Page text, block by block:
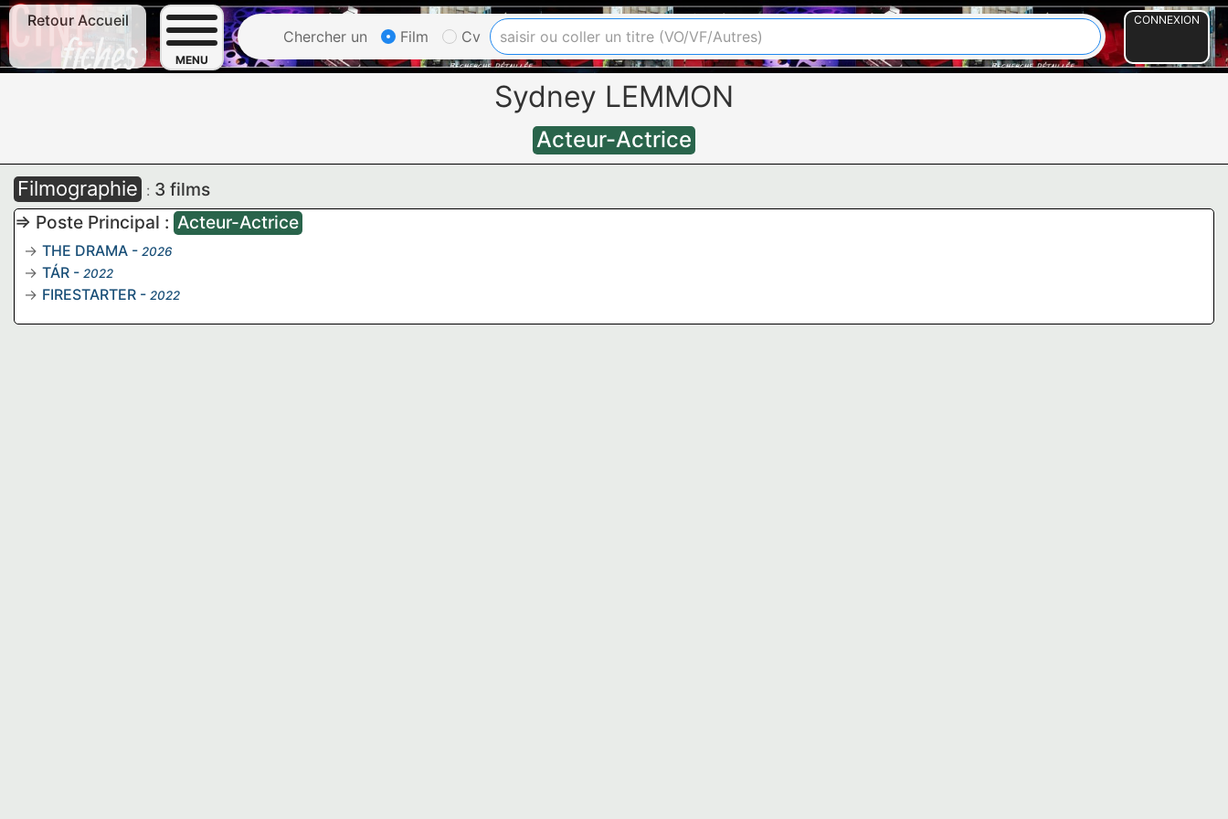
Retour Accueil
MENU
Chercher un Film Cv
CONNEXION
Sydney LEMMON
Acteur-Actrice
Filmographie : 3 films
=> Poste Principal : Acteur-Actrice
THE DRAMA - 2026
TÁR - 2022
FIRESTARTER - 2022